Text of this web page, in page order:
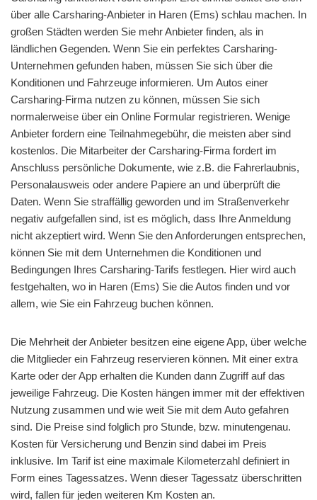
über alle Carsharing-Anbieter in Haren (Ems) schlau machen. In
großen Städten werden Sie mehr Anbieter finden, als in
ländlichen Gegenden. Wenn Sie ein perfektes Carsharing-
Unternehmen gefunden haben, müssen Sie sich über die
Konditionen und Fahrzeuge informieren. Um Autos einer
Carsharing-Firma nutzen zu können, müssen Sie sich
normalerweise über ein Online Formular registrieren. Wenige
Anbieter fordern eine Teilnahmegebühr, die meisten aber sind
kostenlos. Die Mitarbeiter der Carsharing-Firma fordert im
Anschluss persönliche Dokumente, wie z.B. die Fahrerlaubnis,
Personalausweis oder andere Papiere an und überprüft die
Daten. Wenn Sie straffällig geworden und im Straßenverkehr
negativ aufgefallen sind, ist es möglich, dass Ihre Anmeldung
nicht akzeptiert wird. Wenn Sie den Anforderungen entsprechen,
können Sie mit dem Unternehmen die Konditionen und
Bedingungen Ihres Carsharing-Tarifs festlegen. Hier wird auch
festgehalten, wo in Haren (Ems) Sie die Autos finden und vor
allem, wie Sie ein Fahrzeug buchen können.
Die Mehrheit der Anbieter besitzen eine eigene App, über welche
die Mitglieder ein Fahrzeug reservieren können. Mit einer extra
Karte oder der App erhalten die Kunden dann Zugriff auf das
jeweilige Fahrzeug. Die Kosten hängen immer mit der effektiven
Nutzung zusammen und wie weit Sie mit dem Auto gefahren
sind. Die Preise sind folglich pro Stunde, bzw. minutengenau.
Kosten für Versicherung und Benzin sind dabei im Preis
inklusive. Im Tarif ist eine maximale Kilometerzahl definiert in
Form eines Tagessatzes. Wenn dieser Tagessatz überschritten
wird, fallen für jeden weiteren Km Kosten an.